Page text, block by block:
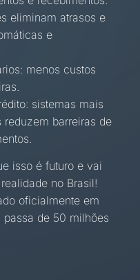
eliminam atrasos e
e
menos custos
sistemas mais
reduzem barreiras de
isso é futuro e vai
no Brasil!
oficialmente em
de 50 milhões